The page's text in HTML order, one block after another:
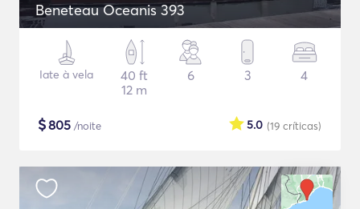
Beneteau Oceanis 393
Iate à vela
40 ft
12 m
6 3 4
$805 /noite (19 críticas)
5.0